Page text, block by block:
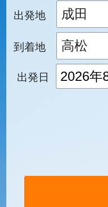
出発地
到着地
出発日